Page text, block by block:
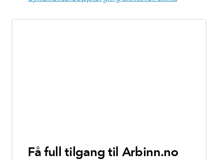
Få full tilgang til Arbinn.no